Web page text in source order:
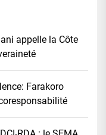
appelle la Côte
Farakoro